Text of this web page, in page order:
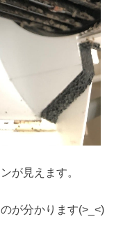
が見えます。
が分かります(>_<)